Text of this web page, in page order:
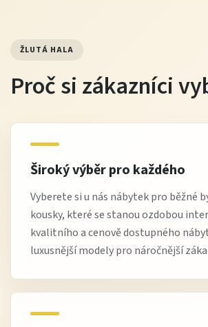
ŽLUTÁ HALA
Proč si zákazníci
Široký výběr pro každého
Vyberete si u nás nábytek pro běžné
kousky, které se stanou ozdobou
kvalitního a cenově dostupného
luxusnější modely pro náročnější